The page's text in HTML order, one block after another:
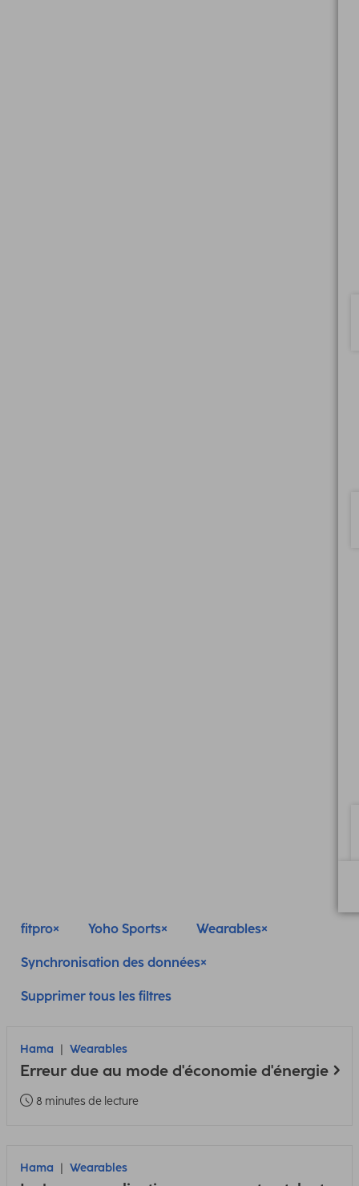
fitpro Yoho Sports Wearables
Synchronisation des données
Supprimer tous les filtres
Hama Wearables
Erreur due au mode d'économie d'énergie
8 minutes de lecture
Hama Wearables